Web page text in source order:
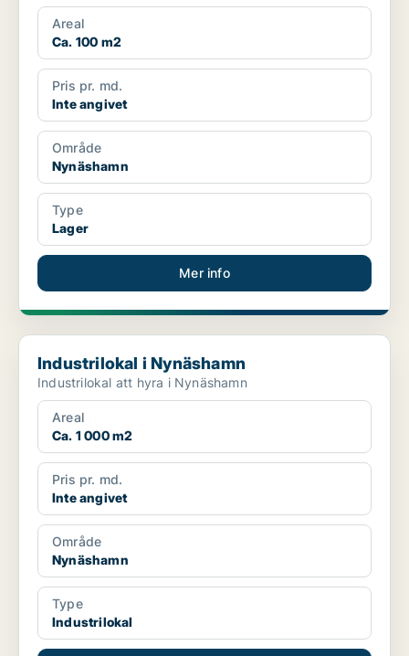
Areal
Ca. 100 m2
Pris pr. md.
Inte angivet
Område
Nynäshamn
Type
Lager
Mer info
Industrilokal i Nynäshamn
Industrilokal i Nynäshamn
Industrilokal att hyra i Nynäshamn
Areal
Ca. 1 000 m2
Pris pr. md.
Inte angivet
Område
Nynäshamn
Type
Industrilokal